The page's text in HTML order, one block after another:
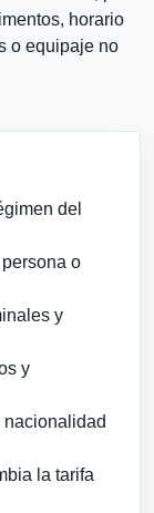
horario
o equipaje no
del
o
y
y
nacionalidad
la tarifa